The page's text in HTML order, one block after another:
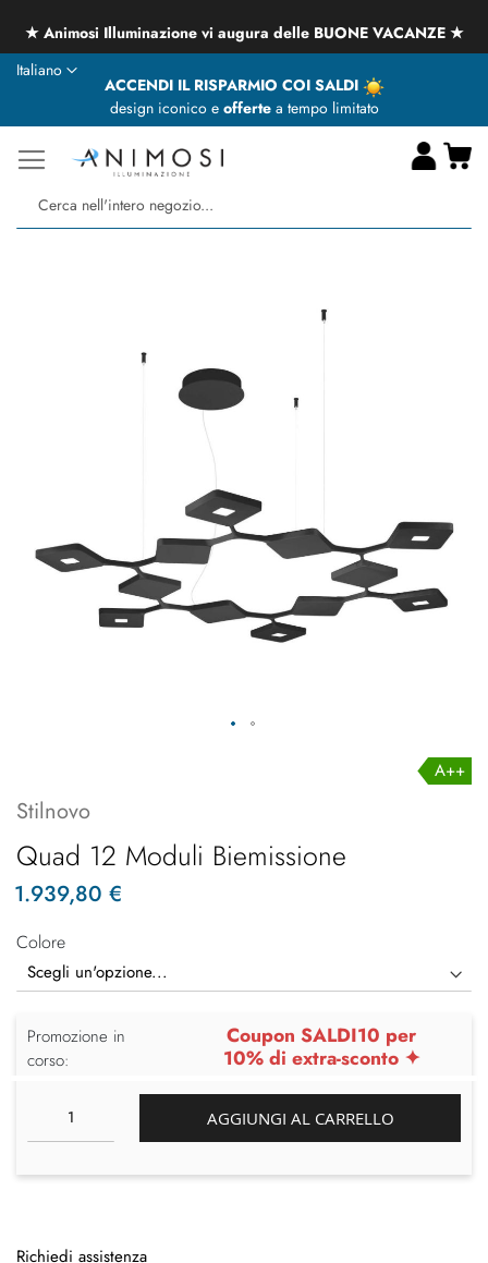
★ Animosi Illuminazione vi augura delle BUONE VACANZE ★
ACCENDI IL RISPARMIO COI SALDI
design iconico e offertea tempo limitato
Lingua
Italiano
A++
Stilnovo
Quad 12 Moduli Biemissione
1.939,80 €
Colore
Promozione in
corso:
Coupon SALDI10 per
10% di extra-sconto ✦
AGGIUNGI AL CARRELLO
Richiedi assistenza